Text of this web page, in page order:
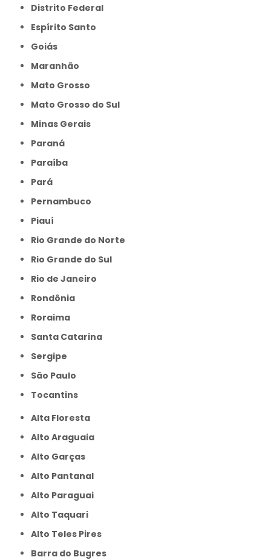
Distrito Federal
Espírito Santo
Goiás
Maranhão
Mato Grosso
Mato Grosso do Sul
Minas Gerais
Paraná
Paraíba
Pará
Pernambuco
Piauí
Rio Grande do Norte
Rio Grande do Sul
Rio de Janeiro
Rondônia
Roraima
Santa Catarina
Sergipe
São Paulo
Tocantins
Alta Floresta
Alto Araguaia
Alto Garças
Alto Pantanal
Alto Paraguai
Alto Taquari
Alto Teles Pires
Barra do Bugres